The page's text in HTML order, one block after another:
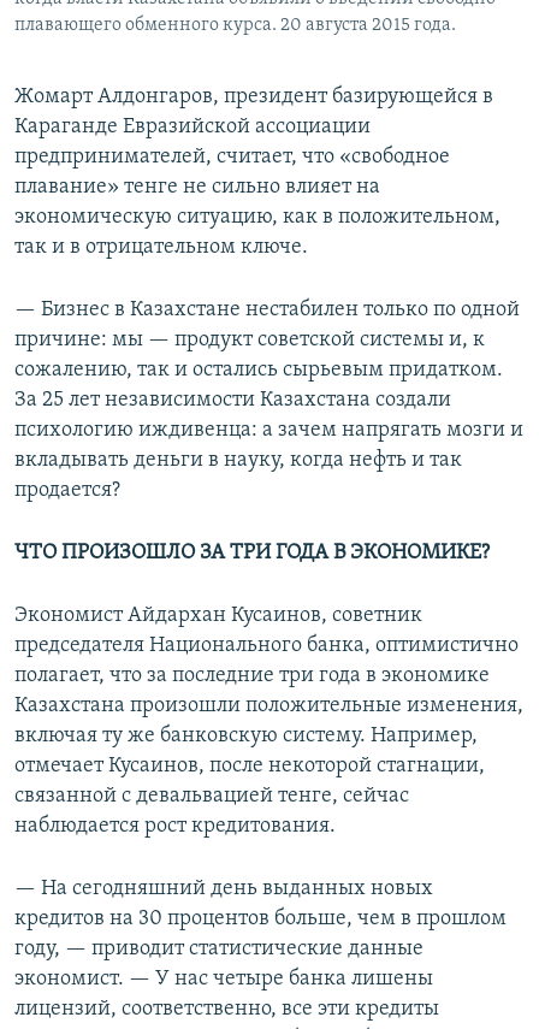
плавающего обменного курса. 20 августа 2015 года.
Жомарт Алдонгаров, президент базирующейся в
Караганде Евразийской ассоциации
предпринимателей, считает, что «свободное
плавание» тенге не сильно влияет на
экономическую ситуацию, как в положительном,
так и в отрицательном ключе.
— Бизнес в Казахстане нестабилен только по одной
причине: мы — продукт советской системы и, к
сожалению, так и остались сырьевым придатком.
За 25 лет независимости Казахстана создали
психологию иждивенца: а зачем напрягать мозги и
вкладывать деньги в науку, когда нефть и так
продается?
ЧТО ПРОИЗОШЛО ЗА ТРИ ГОДА В ЭКОНОМИКЕ?
Экономист Айдархан Кусаинов, советник
председателя Национального банка, оптимистично
полагает, что за последние три года в экономике
Казахстана произошли положительные изменения,
включая ту же банковскую систему. Например,
отмечает Кусаинов, после некоторой стагнации,
связанной с девальвацией тенге, сейчас
наблюдается рост кредитования.
— На сегодняшний день выданных новых
кредитов на 30 процентов больше, чем в прошлом
году, — приводит статистические данные
экономист. — У нас четыре банка лишены
лицензий, соответственно, все эти кредиты